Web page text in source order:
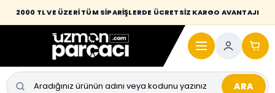
2000 TL VE ÜZERİ TÜM SİPARİŞLERDE ÜCRETSİZ KARGO AVANTAJI
ARA